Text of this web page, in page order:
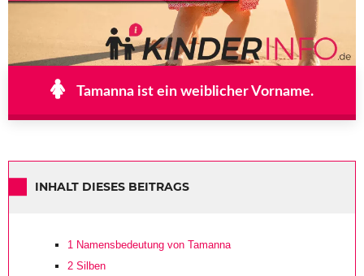
Tamanna ist ein weiblicher Vorname.
INHALT DIESES BEITRAGS
1 Namensbedeutung von Tamanna
2 Silben